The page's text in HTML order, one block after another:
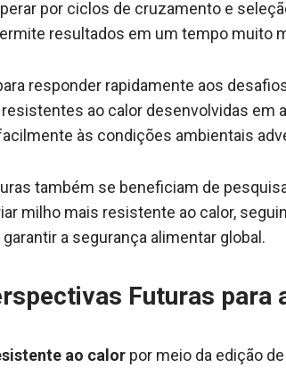
por ciclos de cruzamento e
resultados em um tempo muito
responder rapidamente aos
ao calor desenvolvidas em
às condições ambientais
também se beneficiam de
milho mais resistente ao calor,
a segurança alimentar global.
Futuras para
ao calor por meio da edição